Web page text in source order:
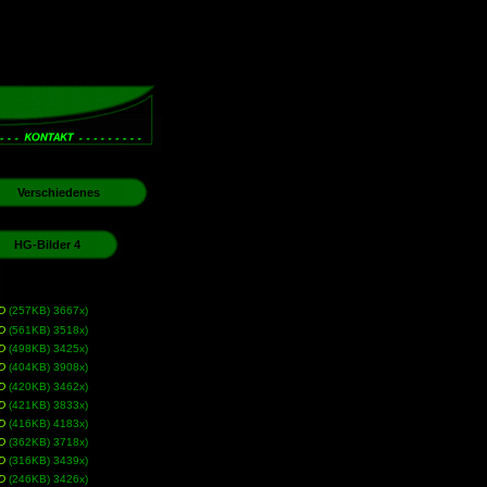
Verschiedenes
HG-Bilder 4
(257KB) 3667x)
(561KB) 3518x)
(498KB) 3425x)
(404KB) 3908x)
(420KB) 3462x)
(421KB) 3833x)
(416KB) 4183x)
(362KB) 3718x)
(316KB) 3439x)
(246KB) 3426x)